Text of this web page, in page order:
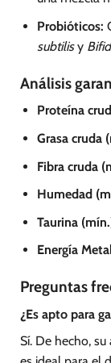
Probióticos:
subtilisy
Análisis
Proteína
Grasa cruda
Fibra cruda
Humedad
Taurina
Energía
Preguntas
¿Es apto para
Sí. De hecho,